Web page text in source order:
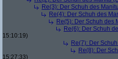
Re(3): Der Schuh des
Re(4): Der Schuh des
Re(5): Der Schuh des
Re(6): Der Schuh
15:10:19)
Re(7): Der
Re(8): Der
15:27:33)